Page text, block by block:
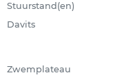
Stuurstand(en)
Davits
Zwemplateau